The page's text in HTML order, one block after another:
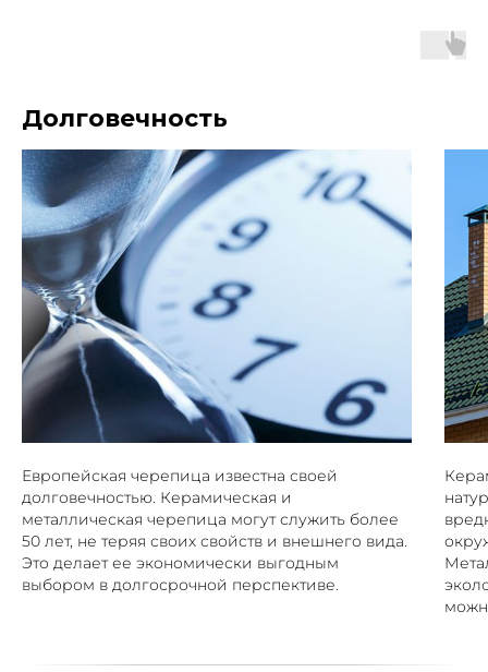
Долговечность
Европейская черепица известна своей
долговечностью. Керамическая и
металлическая черепица могут служить более
50 лет, не теряя своих свойств и внешнего вида.
Это делает ее экономически выгодным
выбором в долгосрочной перспективе.